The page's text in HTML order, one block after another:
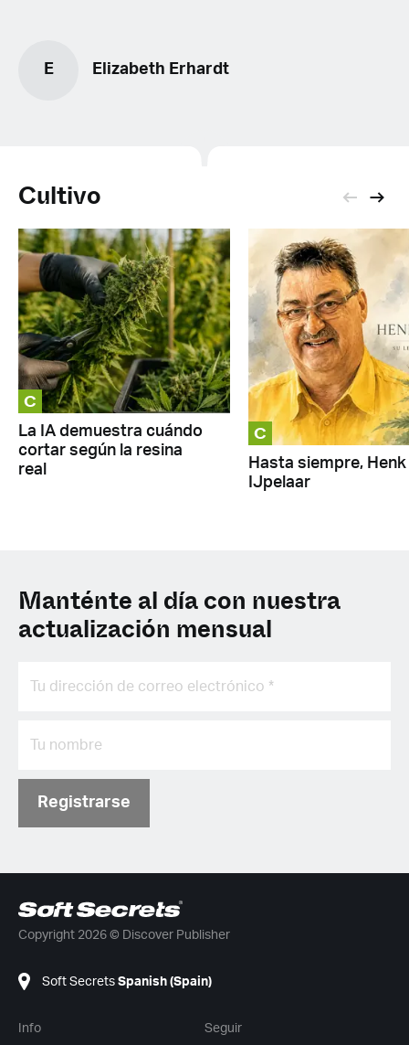
E Elizabeth Erhardt
Cultivo
C
La IA demuestra cuándo
cortar según la resina
real
C
Hasta siempre, Henk
IJpelaar
Manténte al día con nuestra
actualización mensual
Registrarse
Copyright 2026 © Discover Publisher
Soft Secrets Spanish (Spain)
Info Seguir